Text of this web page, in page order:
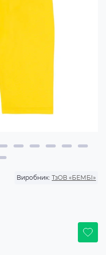
Виробник: ТзОВ «БЕМБІ»